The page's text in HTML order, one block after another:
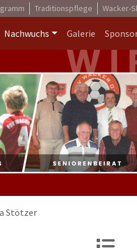
Traditionspflege Wacker-
Nachwuchs Galerie
Stötzer